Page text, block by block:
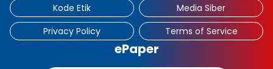
Kode Etik
Media Siber
Privacy Policy
Terms of Service
ePaper